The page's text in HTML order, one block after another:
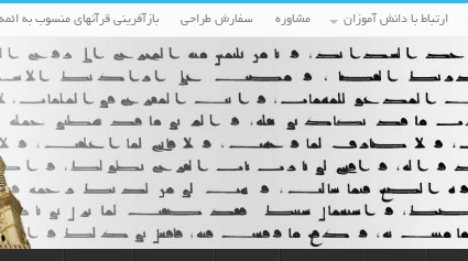
ارتباط با دانش آموزان مشاوره سفارش طراحی بازآفرینی قرآنهای منسوب به ائمه